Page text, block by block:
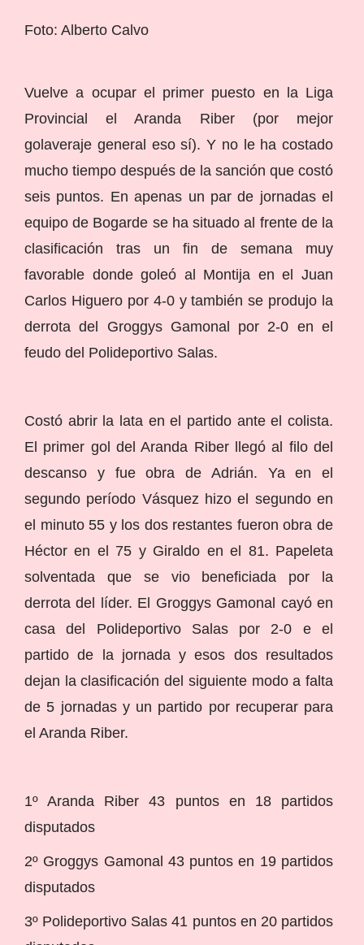
Foto: Alberto Calvo
Vuelve a ocupar el primer puesto en la Liga
Provincial el Aranda Riber (por mejor
golaveraje general eso sí). Y no le ha costado
mucho tiempo después de la sanción que costó
seis puntos. En apenas un par de jornadas el
equipo de Bogarde se ha situado al frente de la
clasificación tras un fin de semana muy
favorable donde goleó al Montija en el Juan
Carlos Higuero por 4-0 y también se produjo la
derrota del Groggys Gamonal por 2-0 en el
feudo del Polideportivo Salas.
Costó abrir la lata en el partido ante el colista.
El primer gol del Aranda Riber llegó al filo del
descanso y fue obra de Adrián. Ya en el
segundo período Vásquez hizo el segundo en
el minuto 55 y los dos restantes fueron obra de
Héctor en el 75 y Giraldo en el 81. Papeleta
solventada que se vio beneficiada por la
derrota del líder. El Groggys Gamonal cayó en
casa del Polideportivo Salas por 2-0 e el
partido de la jornada y esos dos resultados
dejan la clasificación del siguiente modo a falta
de 5 jornadas y un partido por recuperar para
el Aranda Riber.
1º Aranda Riber 43 puntos en 18 partidos
disputados
2º Groggys Gamonal 43 puntos en 19 partidos
disputados
3º Polideportivo Salas 41 puntos en 20 partidos